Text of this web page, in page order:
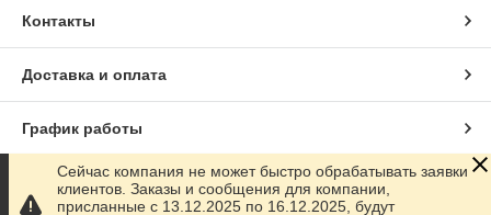
Контакты
Доставка и оплата
График работы
Полная версия сайта
Сейчас компания не может быстро обрабатывать заявки
клиентов. Заказы и сообщения для компании,
присланные с 13.12.2025 по 16.12.2025, будут